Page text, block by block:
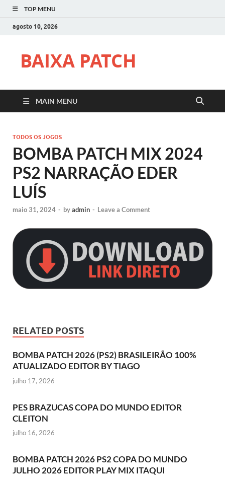
TOP MENU
agosto 10, 2026
BAIXA PATCH
MAIN MENU
TODOS OS JOGOS
BOMBA PATCH MIX 2024
PS2 NARRAÇÃO EDER
LUÍS
maio 31, 2024 - byadmin - Leave a Comment
RELATED POSTS
BOMBA PATCH 2026 (PS2) BRASILEIRÃO 100%
ATUALIZADO EDITOR BY TIAGO
julho 17, 2026
PES BRAZUCAS COPA DO MUNDO EDITOR
CLEITON
julho 16, 2026
BOMBA PATCH 2026 PS2 COPA DO MUNDO
JULHO 2026 EDITOR PLAY MIX ITAQUI